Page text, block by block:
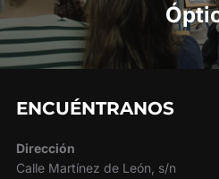
ENCUÉNTRANOS
Dirección
Calle Martínez de León, s/n